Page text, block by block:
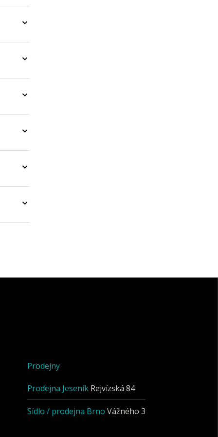
Prodejny
Prodejna Jeseník Rejvízská 84
Sídlo / prodejna Brno Vážného 3